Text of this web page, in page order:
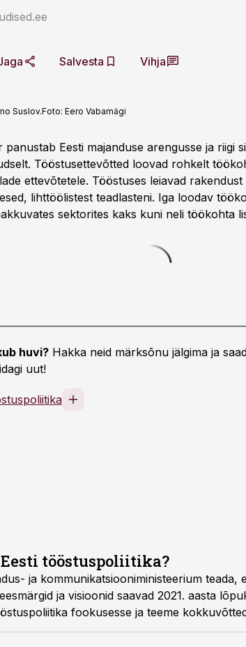
Salvesta Vihja
Suslov.Foto: Eero Vabamägi
Eesti majanduse arengusse ja riigi
Tööstusettevõtted loovad rohkelt
ettevõtetele. Tööstuses leiavad
lihttöölistest teadlasteni. Iga loodav
sektorites kaks kuni neli töökohta
huvi? Hakka neid märksõnu jälgima ja
uut!
tööstuspoliitika?
ja kommunikatsiooniministeerium
ja visioonid saavad 2021. aasta
fookusesse ja teeme